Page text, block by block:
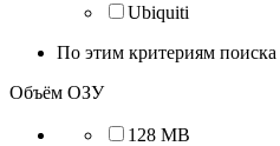
Ubiquiti
По этим критериям
Объём ОЗУ
128 MB